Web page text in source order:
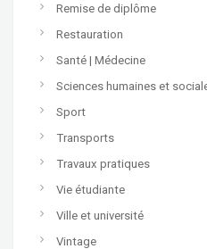
Remise de diplôme
Restauration
Santé | Médecine
Sciences humaines et
Sport
Transports
Travaux pratiques
Vie étudiante
Ville et université
Vintage